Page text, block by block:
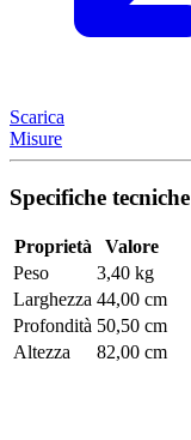
Scarica
Misure
Specifiche tecniche
Proprietà
Valore
Peso
3,40 kg
Larghezza 44,00 cm
Profondità 50,50 cm
Altezza
82,00 cm